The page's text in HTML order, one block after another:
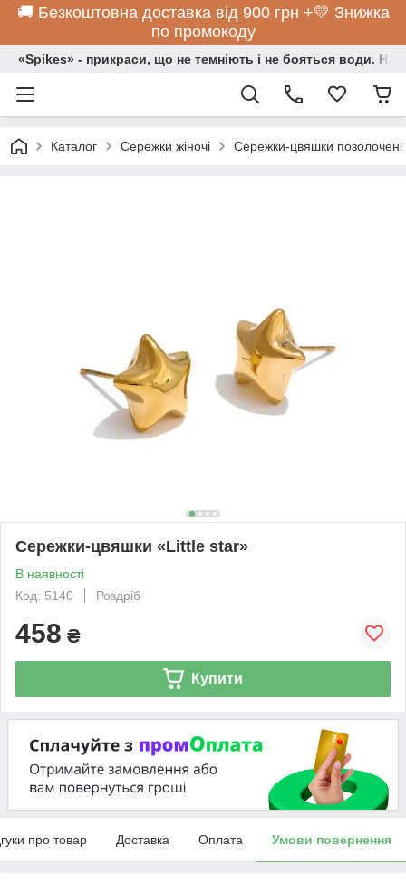
🚚 Безкоштовна доставка від 900 грн +💛 Знижка
по промокоду
«Spikes» - прикраси, що не темніють і не бояться води.
Каталог Сережки жіночі Сережки-цвяшки позолочені
Сережки-цвяшки «Little star»
В наявності
Код: 5140
Роздріб
458 ₴
Купити
про товар Доставка Оплата Умови повернення